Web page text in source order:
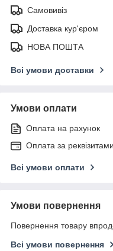
Самовивіз
Доставка кур'єром
НОВА ПОШТА
Всі умови доставки
Умови оплати
Оплата на рахунок
Оплата за реквізитами
Всі умови оплати
Умови повернення
Повернення товару
Всі умови повернення